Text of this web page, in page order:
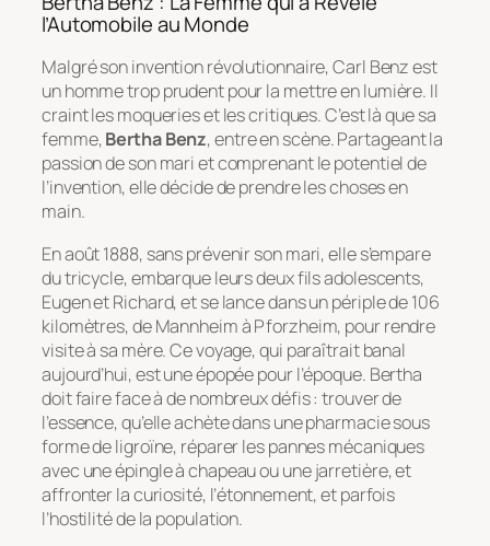
l’Automobile au Monde
Malgré son invention révolutionnaire, Carl Benz est
un homme trop prudent pour la mettre en lumière. Il
craint les moqueries et les critiques. C’est là que sa
femme,Bertha Benz, entre en scène. Partageant la
passion de son mari et comprenant le potentiel de
l’invention, elle décide de prendre les choses en
main.
En août 1888, sans prévenir son mari, elle s’empare
du tricycle, embarque leurs deux fils adolescents,
Eugen et Richard, et se lance dans un périple de 106
kilomètres, de Mannheim à Pforzheim, pour rendre
visite à sa mère. Ce voyage, qui paraîtrait banal
aujourd’hui, est une épopée pour l’époque. Bertha
doit faire face à de nombreux défis : trouver de
l’essence, qu’elle achète dans une pharmacie sous
forme de ligroïne, réparer les pannes mécaniques
avec une épingle à chapeau ou une jarretière, et
affronter la curiosité, l’étonnement, et parfois
l’hostilité de la population.